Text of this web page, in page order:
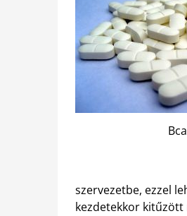
szervezetbe, ezzel
kezdetekkor kitűzött